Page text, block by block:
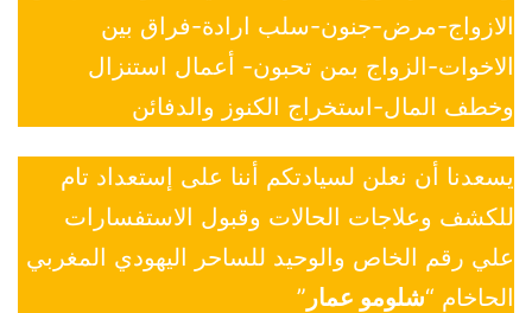
الازواج-مرض-جنون-سلب ارادة-فراق بين
الاخوات-الزواج بمن تحبون- أعمال استنزال
وخطف المال-استخراج الكنوز والدفائن
يسعدنا أن نعلن لسيادتكم أننا على إستعداد تام
للكشف وعلاجات الحالات وقبول الاستفسارات
علي رقم الخاص والوحيد للساحر اليهودي المغربي
الحاخام “شلومو عمار ”